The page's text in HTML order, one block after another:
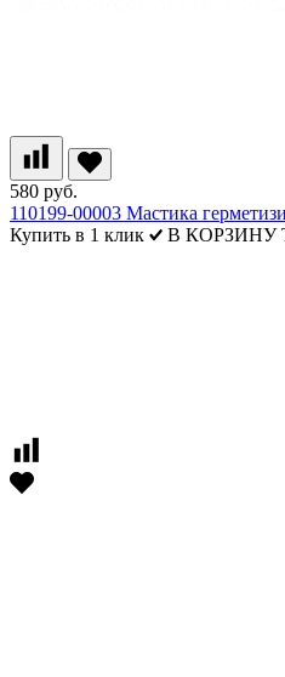
580 руб.
110199-00003 Мастика
Купить в 1 клик
В КОРЗИНУ